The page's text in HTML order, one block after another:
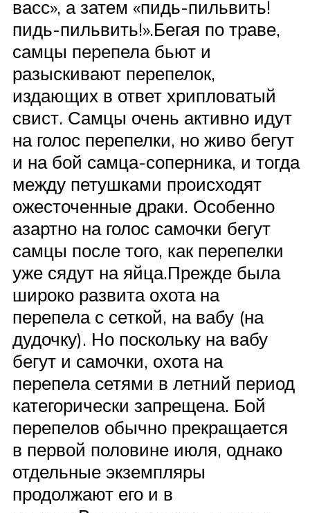
васс», а затем «пидь-пильвить!
пидь-пильвить!».Бегая по траве,
самцы перепела бьют и
разыскивают перепелок,
издающих в ответ хрипловатый
свист. Самцы очень активно идут
на голос перепелки, но живо бегут
и на бой самца-соперника, и тогда
между петушками происходят
ожесточенные драки. Особенно
азартно на голос самочки бегут
самцы после того, как перепелки
уже сядут на яйца.Прежде была
широко развита охота на
перепела с сеткой, на вабу (на
дудочку). Но поскольку на вабу
бегут и самочки, охота на
перепела сетями в летний период
категорически запрещена. Бой
перепелов обычно прекращается
в первой половине июля, однако
отдельные экземпляры
продолжают его и в